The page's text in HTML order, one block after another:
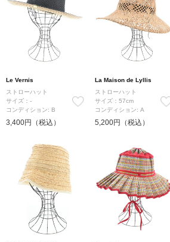
Le Vernis
ストローハット
サイズ：-
コンディション: B
3,400円（税込）
La Maison de Lyllis
ストローハット
サイズ：57cm
コンディション: A
5,200円（税込）